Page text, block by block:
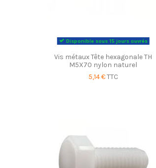
Disponible sous 15 jours ouvrés
Vis métaux Tête hexagonale TH
M5X70 nylon naturel
5,14 €TTC